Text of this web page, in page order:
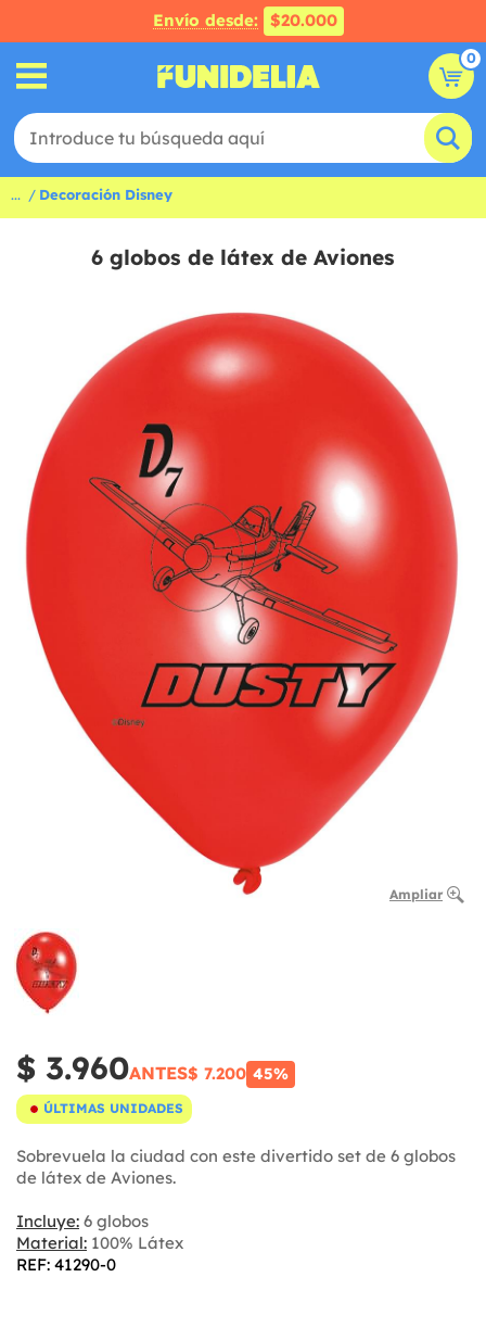
Envío desde: $20.000
0
... Decoración Disney
6 globos de látex de Aviones
Ampliar
$ 3.960ANTES$ 7.200 45%
ÚLTIMAS UNIDADES
Sobrevuela la ciudad con este divertido set de 6 globos
de látex de Aviones.
Incluye: 6 globos
Material: 100% Látex
REF: 41290-0